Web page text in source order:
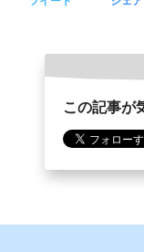
この記事が